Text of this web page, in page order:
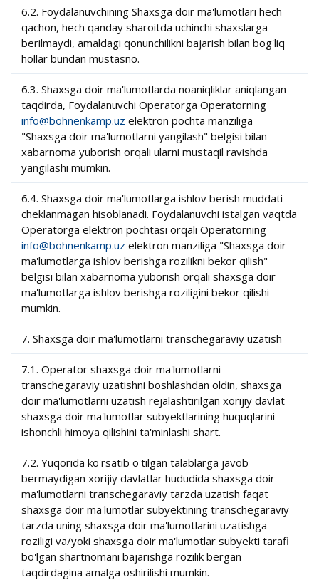
6.2. Foydalanuvchining Shaxsga doir ma'lumotlari hech
qachon, hech qanday sharoitda uchinchi shaxslarga
berilmaydi, amaldagi qonunchilikni bajarish bilan bog'liq
hollar bundan mustasno.
6.3. Shaxsga doir ma'lumotlarda noaniqliklar aniqlangan
taqdirda, Foydalanuvchi Operatorga Operatorning
info@bohnenkamp.uz elektron pochta manziliga
"Shaxsga doir ma'lumotlarni yangilash" belgisi bilan
xabarnoma yuborish orqali ularni mustaqil ravishda
yangilashi mumkin.
6.4. Shaxsga doir ma'lumotlarga ishlov berish muddati
cheklanmagan hisoblanadi. Foydalanuvchi istalgan vaqtda
Operatorga elektron pochtasi orqali Operatorning
info@bohnenkamp.uz elektron manziliga "Shaxsga doir
ma'lumotlarga ishlov berishga rozilikni bekor qilish"
belgisi bilan xabarnoma yuborish orqali shaxsga doir
ma'lumotlarga ishlov berishga roziligini bekor qilishi
mumkin.
7. Shaxsga doir ma'lumotlarni transchegaraviy uzatish
7.1. Operator shaxsga doir ma'lumotlarni
transchegaraviy uzatishni boshlashdan oldin, shaxsga
doir ma'lumotlarni uzatish rejalashtirilgan xorijiy davlat
shaxsga doir ma'lumotlar subyektlarining huquqlarini
ishonchli himoya qilishini ta'minlashi shart.
7.2. Yuqorida ko'rsatib o'tilgan talablarga javob
bermaydigan xorijiy davlatlar hududida shaxsga doir
ma'lumotlarni transchegaraviy tarzda uzatish faqat
shaxsga doir ma'lumotlar subyektining transchegaraviy
tarzda uning shaxsga doir ma'lumotlarini uzatishga
roziligi va/yoki shaxsga doir ma'lumotlar subyekti tarafi
bo'lgan shartnomani bajarishga rozilik bergan
taqdirdagina amalga oshirilishi mumkin.